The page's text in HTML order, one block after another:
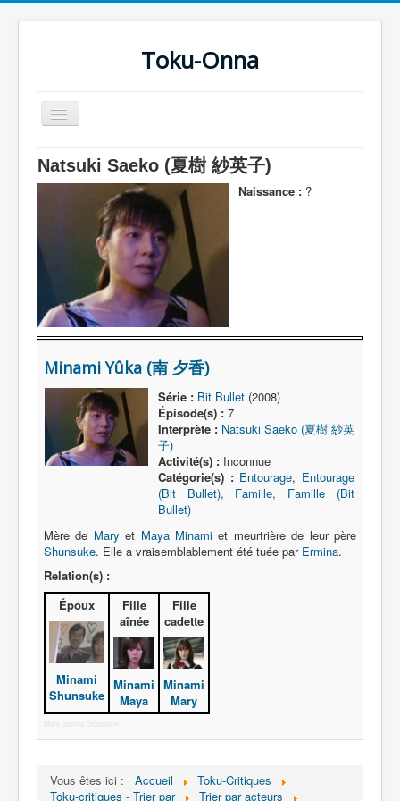
Toku-Onna
Basculer
la
Accueil
Toku-Actrices
Toku-Critiques
COSAA
Dessins
Artiste Asperger
Lexique
Acteur
Transformation
Mecha
Objet
Lieu
Épisode
Référence
Natsuki Saeko (夏樹 紗英子)
Naissance : ?
Minami Yûka (南 夕香)
Série : Bit Bullet(2008)
Épisode(s) :7
Interprète : Natsuki Saeko (夏樹 紗英
子)
Activité(s) :Inconnue
Catégorie(s) : Entourage, Entourage
(Bit Bullet), Famille, Famille (Bit
Bullet)
Mère de Mary et Maya Minami et meurtrière de leur père
Shunsuke. Elle a vraisemblablement été tuée par Ermina.
Relation(s) :
Époux
Minami
Shunsuke
Fille
aînée
Minami
Maya
Fille
cadette
Minami
Mary
More Joomla Extensions
Vous êtes ici : Accueil
Toku-Critiques
Toku-critiques - Trier par
Trier par acteurs